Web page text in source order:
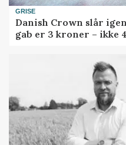
GRISE
Danish Crown slår
gab er 3 kroner – ikke